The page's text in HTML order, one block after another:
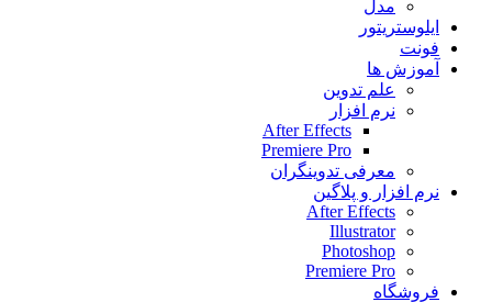
مدل
ایلوستریتور
فونت
آموزش ها
علم تدوین
نرم افزار
After Effects
Premiere Pro
معرفی تدوینگران
نرم افزار و پلاگین
After Effects
Illustrator
Photoshop
Premiere Pro
فروشگاه